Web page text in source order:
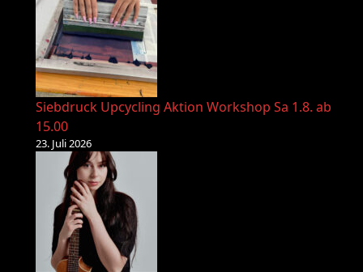
Siebdruck Upcycling Aktion Workshop Sa 1.8. ab
15.00
23. Juli 2026